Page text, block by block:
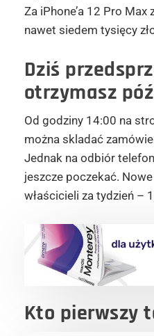
Za iPhone’a 12 Pro
nawet siedem tysięcy
Dziś
otrzymasz
Od godziny 14:00 na
można skladać
Jednak na odbiór
jeszcze poczekać.
właścicieli za tydzień –
Kto pierwszy